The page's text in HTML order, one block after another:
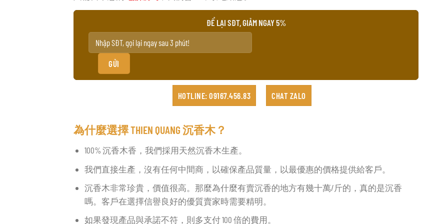
ĐỂ LẠI SĐT, GIẢM NGAY 5%
HOTLINE: 09167.456.83 CHAT ZALO
為什麼選擇 THIEN QUANG 沉香木？
100% 沉香木香，我們採用天然沉香木生產。
我們直接生產，沒有任何中間商，以確保產品質量，以最優惠的價格提供給客戶。
沉香木非常珍貴，價值很高。那麼為什麼有賣沉香的地方有幾十萬/斤的，真的是沉香
嗎。客戶在選擇信譽良好的優質賣家時需要精明。
如果發現產品與承諾不符，則多支付 100 倍的費用。